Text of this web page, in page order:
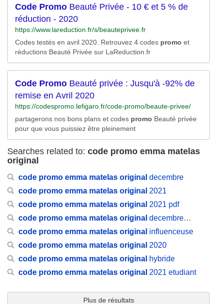
coupons Keshop.com vous seront envoyés régulièrement.
..Plus »...
Code Promo Beauté Privée - 10 € et 5 % de
réduction - 2020
https://www.lareduction.fr/s/beauteprivee.fr
Codes testés en avril 2020. Retrouvez 4 codes promo et
réductions Beauté Privée sur LaReduction.fr
Code Promo Beauté privée : Jusqu'à -92% de
remise en Avril 2020
https://codespromo.lefigaro.fr/code-promo/beaute-privee/
partagerons nos bons plans et codes promo Beauté privée
pour que vous puissiez être pleinement
Searches related to: code promo emma matelas
original
code promo emma matelas original decembre
code promo emma matelas original 2021
code promo emma matelas original 2021 pdf
code promo emma matelas original decembre
2020code promo emma matelas original influenceuse
code promo emma matelas original 2020
code promo emma matelas original hybride
code promo emma matelas original 2021 etudiant
Plus de résultats